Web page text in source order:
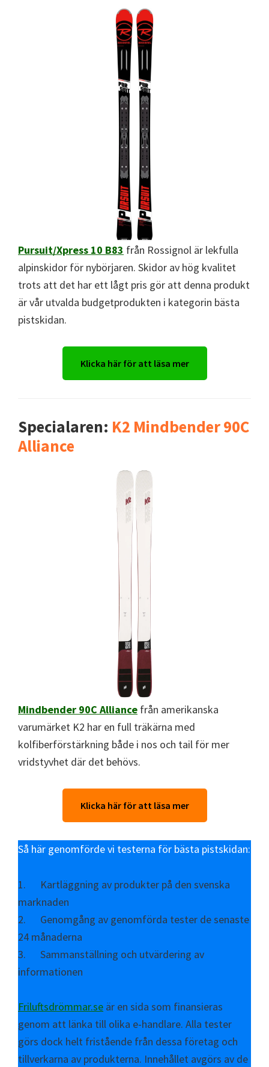
Pursuit/Xpress 10 B83 från Rossignol är lekfulla
alpinskidor för nybörjaren. Skidor av hög kvalitet
trots att det har ett lågt pris gör att denna produkt
är vår utvalda budgetprodukten i kategorin bästa
pistskidan.
Klicka här för att läsa mer
Specialaren: K2 Mindbender 90C
Alliance
Mindbender 90C Alliance från amerikanska
varumärket K2 har en full träkärna med
kolfiberförstärkning både i nos och tail för mer
vridstyvhet där det behövs.
Klicka här för att läsa mer
Så här genomförde vi testerna för bästa pistskidan:
1. Kartläggning av produkter på den svenska
marknaden
2. Genomgång av genomförda tester de senaste
24 månaderna
3. Sammanställning och utvärdering av
informationen
Friluftsdrömmar.se är en sida som finansieras
genom att länka till olika e-handlare. Alla tester
görs dock helt fristående från dessa företag och
tillverkarna av produkterna. Innehållet avgörs av de